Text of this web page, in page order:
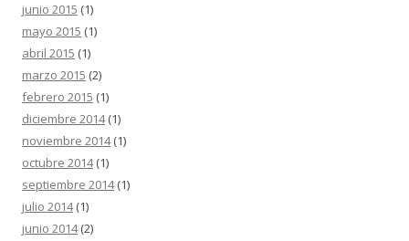
junio 2015 (1)
mayo 2015 (1)
abril 2015 (1)
marzo 2015 (2)
febrero 2015 (1)
diciembre 2014(1)
noviembre 2014(1)
octubre 2014(1)
septiembre 2014(1)
julio 2014(1)
junio 2014(2)